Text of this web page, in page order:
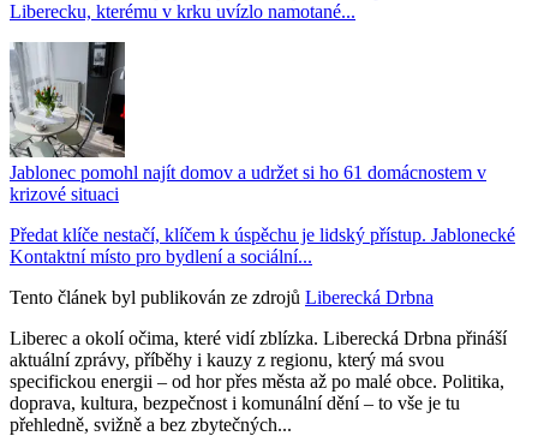
Liberecku, kterému v krku uvízlo namotané...
Jablonec pomohl najít domov a udržet si ho 61 domácnostem v
krizové situaci
Předat klíče nestačí, klíčem k úspěchu je lidský přístup. Jablonecké
Kontaktní místo pro bydlení a sociální...
Tento článek byl publikován ze zdrojů Liberecká Drbna
Liberec a okolí očima, které vidí zblízka. Liberecká Drbna přináší
aktuální zprávy, příběhy i kauzy z regionu, který má svou
specifickou energii – od hor přes města až po malé obce. Politika,
doprava, kultura, bezpečnost i komunální dění – to vše je tu
přehledně, svižně a bez zbytečných...